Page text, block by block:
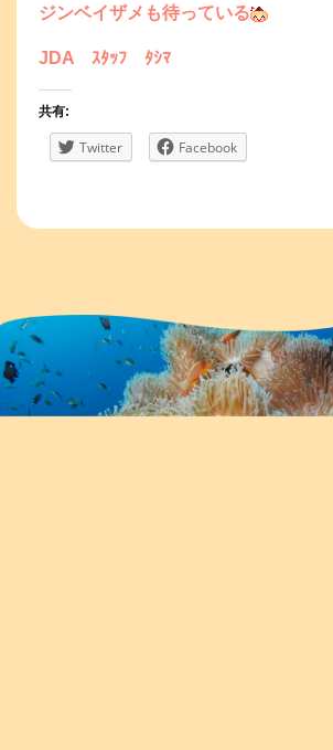
ジンベイザメも待っている
JDA ｽﾀｯﾌ ﾀｼﾏ
共有:
Twitter Facebook